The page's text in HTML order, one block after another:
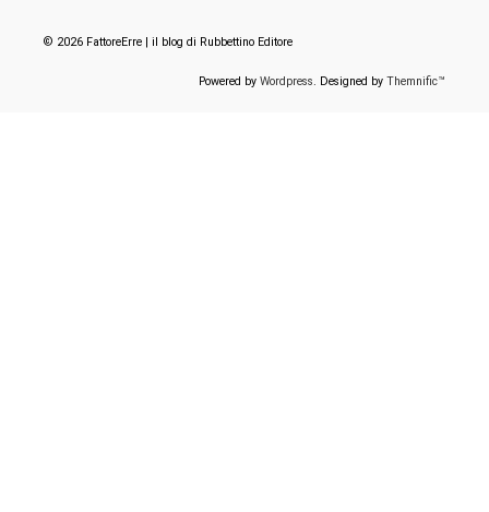
© 2026 FattoreErre | il blog di Rubbettino Editore
Powered by Wordpress. Designed by Themnific™